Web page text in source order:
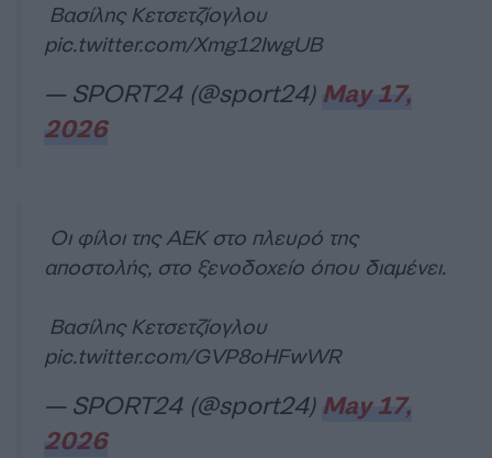
Βασίλης Κετσετζίογλου
pic.twitter.com/Xmg12IwgUB
— SPORT24 (@sport24) May 17,
2026
Οι φίλοι της ΑΕΚ στο πλευρό της
αποστολής, στο ξενοδοχείο όπου διαμένει.
Βασίλης Κετσετζίογλου
pic.twitter.com/GVP8oHFwWR
— SPORT24 (@sport24) May 17,
2026